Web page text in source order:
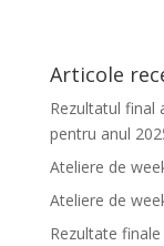
Articole
Rezultatul final
pentru anul
Ateliere de
Ateliere de
Rezultate